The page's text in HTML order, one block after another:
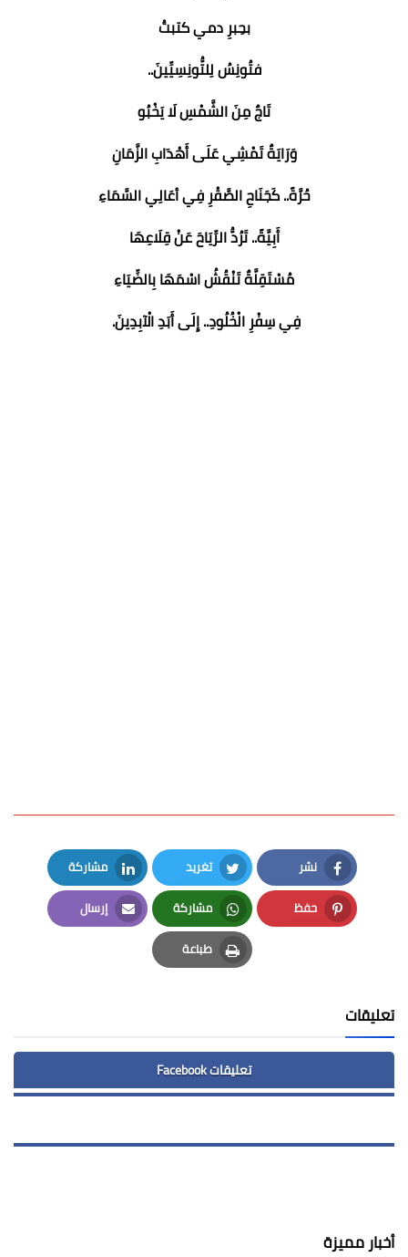
بحِبرِ دمي كتبتُ
فتُونِسُ لِلتُّونِسِيِّينَ..
تَاجٌ مِنَ الشَّمْسِ لَا يَخْبُو
وَرَايَةٌ تَمْشِي عَلَى أَهْدَابِ الزَّمَانِ
حُرَّةً.. كَجَنَاحِ الصَّقْرِ فِي أعَالِي السَّمَاءِ
أَبِيَّةً.. تَرُدُّ الرِّيَاحَ عَنْ قِلَاعِهَا
مُسْتَقِلَّةٌ تَنْقُشُ اسْمَهَا بِالضِّيَاءِ
فِي سِفْرِ الْخُلُودِ.. إِلَى أَبَدِ الْآبِدِينَ.
نشر
Facebook
تغريد
Twitter
مشاركة
LinkedIn
حفظ
Pinterest
مشاركة
Whatsapp
إرسال
Email
طباعة
Print
تعليقات
تعليقات Facebook
أخبار مميزة